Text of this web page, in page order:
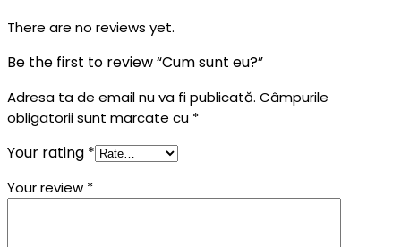
There are no reviews yet.
Be the first to review “Cum sunt eu?”
Adresa ta de email nu va fi publicată. Câmpurile
obligatorii sunt marcate cu *
Your rating *
Your review *